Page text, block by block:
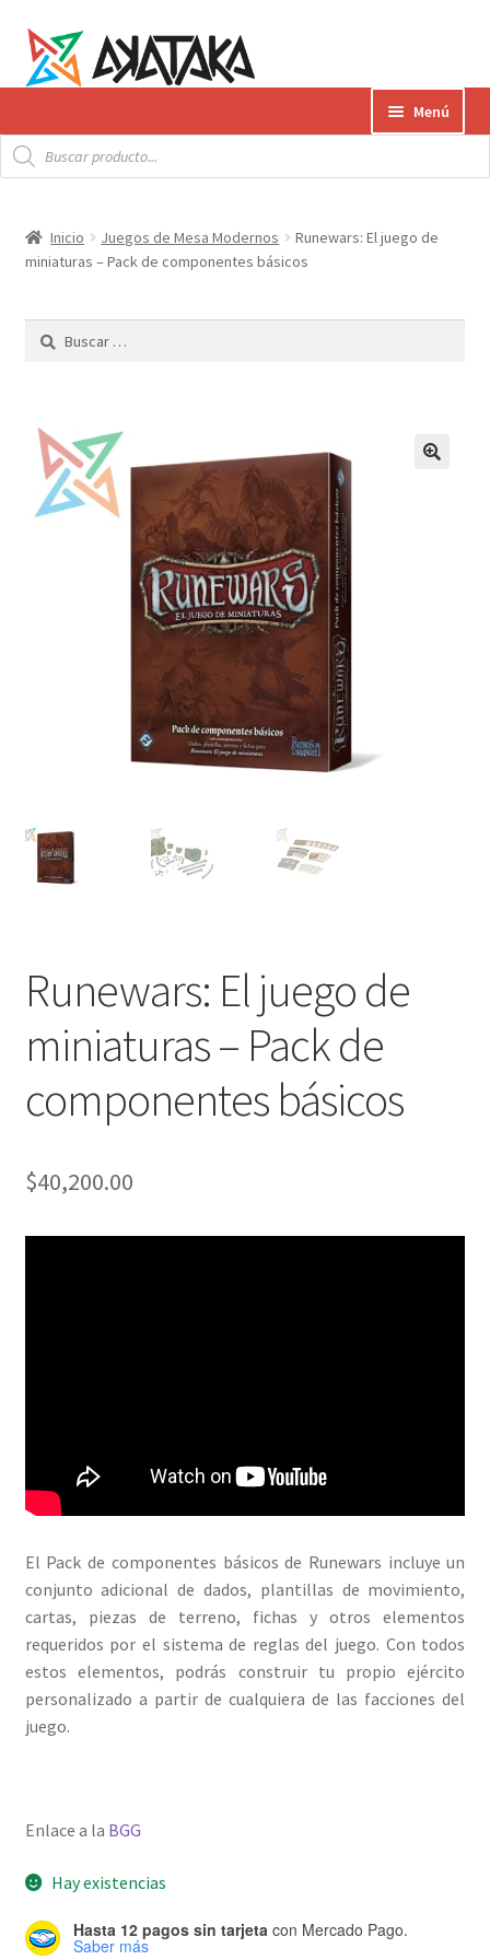
la
navegación
contenido
Menú
Productos
el
hijo
Envíos
AKATAKA BOOKS
Mi cuenta
Búsqueda
de
productos
Inicio Juegos de Mesa Modernos
Runewars: El juego de
miniaturas – Pack de componentes básicos
Runewars: El juego de
miniaturas – Pack de
componentes básicos
$40,200.00
El Pack de componentes básicos de Runewars incluye un
conjunto adicional de dados, plantillas de movimiento,
cartas, piezas de terreno, fichas y otros elementos
requeridos por el sistema de reglas del juego. Con todos
estos elementos, podrás construir tu propio ejército
personalizado a partir de cualquiera de las facciones del
juego.
Enlace a la BGG
Hay existencias
Hasta 12 pagos sin tarjetacon Mercado Pago.
Saber más
Buscar: